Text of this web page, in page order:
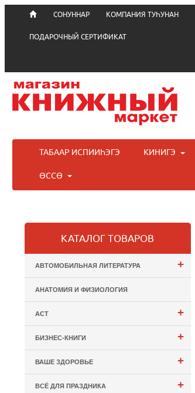
СОНУННАР КОМПАНИЯ ТУҺУНАН
ПОДАРОЧНЫЙ СЕРТИФИКАТ
ТАБААР ИСПИИҺЭГЭ КИНИГЭ
ӨССӨ
КАТАЛОГ ТОВАРОВ
+
АВТОМОБИЛЬНАЯ ЛИТЕРАТУРА
АНАТОМИЯ И ФИЗИОЛОГИЯ
+
АСТ
+
БИЗНЕС-КНИГИ
+
ВАШЕ ЗДОРОВЬЕ
+
ВСЁ ДЛЯ ПРАЗДНИКА